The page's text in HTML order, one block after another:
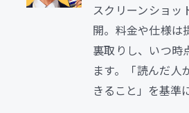
スクリーンショッ
開。料金や仕様は
裏取りし、いつ時
ます。「読んだ人
きること」を基準